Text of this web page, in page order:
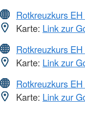
Rotkreuzkurs
Karte: Link zur
Rotkreuzkurs
Karte: Link zur
Rotkreuzkurs
Karte: Link zur